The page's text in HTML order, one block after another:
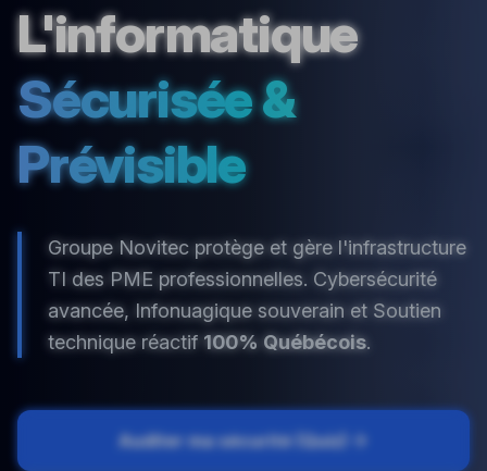
L'informatique
Sécurisée &
Prévisible
Groupe Novitec protège et gère l'infrastructure
TI des PME professionnelles. Cybersécurité
avancée, Infonuagique souverain et Soutien
technique réactif 100% Québécois.
Auditer ma sécurité (Quiz)